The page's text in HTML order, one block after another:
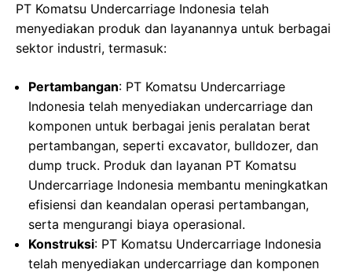
PT Komatsu Undercarriage Indonesia telah
menyediakan produk dan layanannya untuk berbagai
sektor industri, termasuk:
Pertambangan: PT Komatsu Undercarriage
Indonesia telah menyediakan undercarriage dan
komponen untuk berbagai jenis peralatan berat
pertambangan, seperti excavator, bulldozer, dan
dump truck. Produk dan layanan PT Komatsu
Undercarriage Indonesia membantu meningkatkan
efisiensi dan keandalan operasi pertambangan,
serta mengurangi biaya operasional.
Konstruksi: PT Komatsu Undercarriage Indonesia
telah menyediakan undercarriage dan komponen